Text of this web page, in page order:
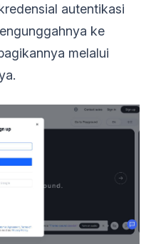
autentikasi
ke
melalui